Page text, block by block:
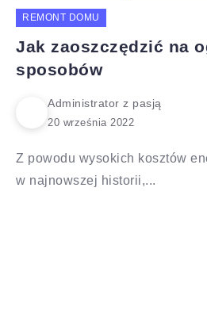
REMONT DOMU
Jak zaoszczędzić na
sposobów
Administrator z pasją
Z powodu wysokich kosztów
w najnowszej historii,...